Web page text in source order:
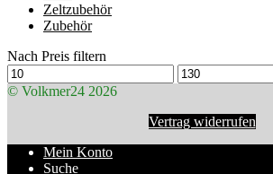
Zeltzubehör
Zubehör
Nach Preis filtern
Min.
Preis
Max.
Preis
© Volkmer24 2026
Vertrag widerrufen
Mein Konto
Suche